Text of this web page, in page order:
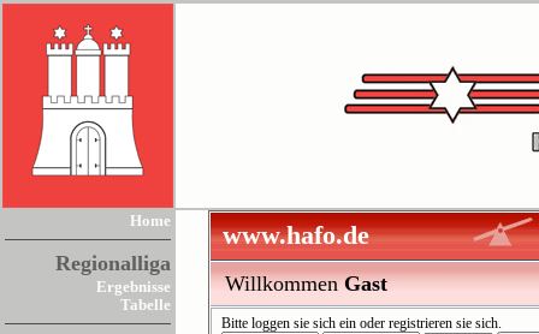
Home
Regionalliga
Ergebnisse
Tabelle
www.hafo.de
WillkommenGast
Bitteloggen sie sich ein oderregistrieren sie sich.